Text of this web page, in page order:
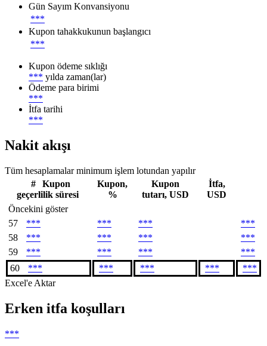
Gün Sayım Konvansiyonu
***
Kupon tahakkukunun başlangıcı
***
Kupon ödeme sıklığı
*** yılda zaman(lar)
Ödeme para birimi
***
İtfa tarihi
***
Nakit akışı
Tüm hesaplamalar minimum işlem lotundan yapılır
#
Kupon
geçerlilik süresi
Kupon,
%
Kupon
tutarı, USD
İtfa,
USD
Öncekini göster
57
*** *** ***
***
58
*** *** ***
***
59
*** *** ***
***
60
*** *** *** ***
***
Excel'e Aktar
Erken itfa koşulları
***